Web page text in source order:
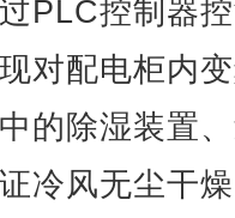
PLC控制器
对配电柜内
的除湿装置
冷风无尘干